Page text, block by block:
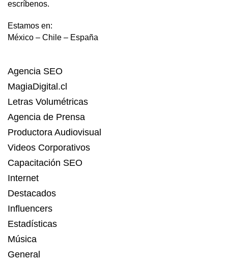
escríbenos.
Estamos en:
México – Chile – España
Agencia SEO
MagiaDigital.cl
Letras Volumétricas
Agencia de Prensa
Productora Audiovisual
Videos Corporativos
Capacitación SEO
Internet
Destacados
Influencers
Estadísticas
Música
General